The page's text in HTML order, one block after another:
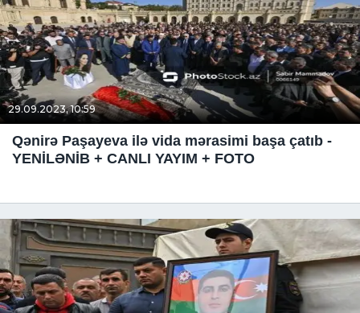
29.09.2023, 10:59
Qənirə Paşayeva ilə vida mərasimi başa çatıb -
YENİLƏNİB + CANLI YAYIM + FOTO